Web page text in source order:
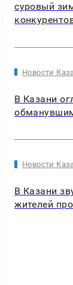
суровый
Новости
В Казани
Новости
В Казани
жителей